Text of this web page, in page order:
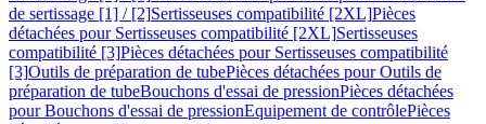
de sertissage [1] / [2]Sertisseuses compatibilité [2XL]Pièces
détachées pour Sertisseuses compatibilité [2XL]Sertisseuses
compatibilité [3]Pièces détachées pour Sertisseuses compatibilité
[3]Outils de préparation de tubePièces détachées pour Outils de
préparation de tubeBouchons d'essai de pressionPièces détachées
pour Bouchons d'essai de pressionEquipement de contrôlePièces